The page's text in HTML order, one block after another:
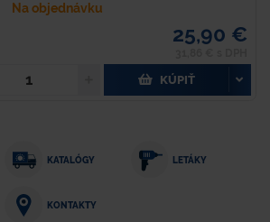
Na objednávku
25,90 €
KÚPIŤ
KATALÓGY LETÁKY
KONTAKTY